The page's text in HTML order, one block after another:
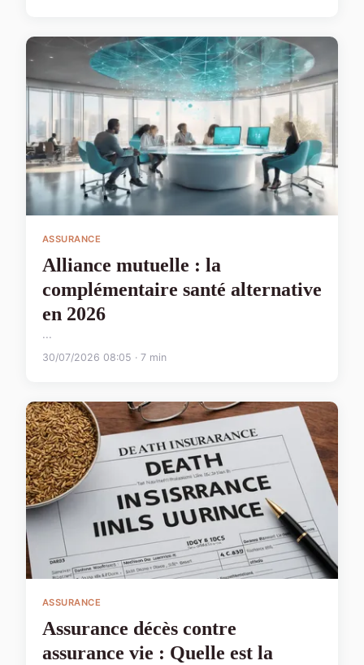
ASSURANCE
Alliance mutuelle : la
complémentaire santé alternative
en 2026
...
30/07/2026 08:05 · 7 min
ASSURANCE
Assurance décès contre
assurance vie : Quelle est la